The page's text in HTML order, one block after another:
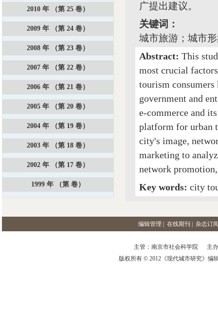
广提出建议。
关键词：
城市旅游；城市
Abstract: This
most crucial
tourism
government and
e-commerce and
platform for urban
city's image,
marketing to
network
Key words: city
2010 年 （第 25 卷）
2009 年 （第 24 卷）
2008 年 （第 23 卷）
2007 年 （第 22 卷）
2006 年 （第 21 卷）
2005 年 （第 20 卷）
2004 年 （第 19 卷）
2003 年 （第 18 卷）
2002 年 （第 17 卷）
1999 年 （第 卷）
编辑管理 在线期刊 杂志订
主管：南京市社会科学院 主
版权所有 © 2012《现代城市研究》编